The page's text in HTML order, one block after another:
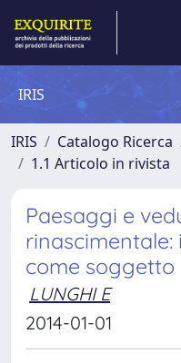
IRIS
IRIS Catalogo Ricerca
1.1 Articolo in rivista
Paesaggi e
rinascimentale:
come soggetto
LUNGHI E
2014-01-01